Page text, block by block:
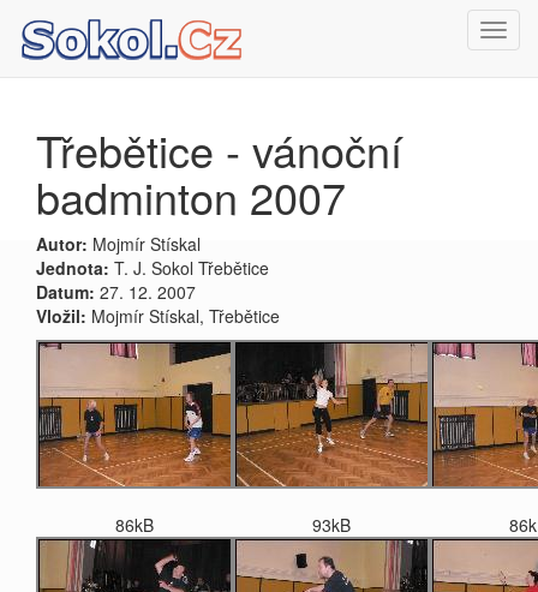
Třebětice - vánoční
badminton 2007
Autor: Mojmír Stískal
Jednota: T. J. Sokol Třebětice
Datum: 27. 12. 2007
Vložil: Mojmír Stískal, Třebětice
86kB 93kB